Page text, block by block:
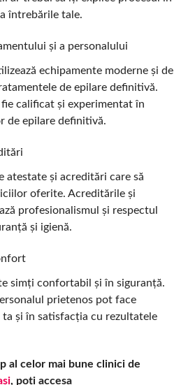
întrebările tale.
și a personalului
echipamente moderne și de
de epilare definitivă.
calificat și experimentat în
de epilare definitivă.
atestate și acreditări care să
oferite. Acreditările și
profesionalismul și respectul
și igienă.
simți confortabil și în siguranță.
prietenos pot face
și în satisfacția cu rezultatele
al celor mai bune clinici de
, poți accesa